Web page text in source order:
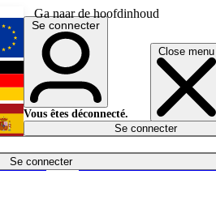
Ga naar de hoofdinhoud
Close menu
Se connecter
Économie
English
Deutsch
Español
Se connecter
Vous êtes déconnecté.
Se connecter